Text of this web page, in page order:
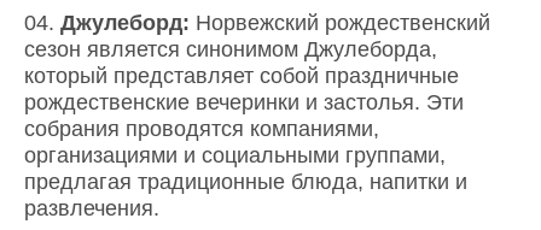
Джулеборд: Норвежский рождественский
сезон является синонимом Джулеборда,
который представляет собой праздничные
рождественские вечеринки и застолья. Эти
собрания проводятся компаниями,
организациями и социальными группами,
предлагая традиционные блюда, напитки и
развлечения.